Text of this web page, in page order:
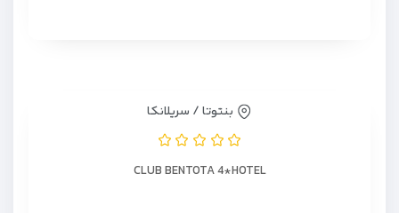
بنتوتا / سریلانکا
CLUB BENTOTA 4*HOTEL